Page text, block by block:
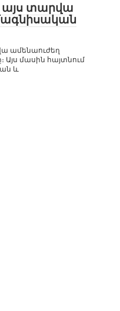
այս տարվա
ամենաուժեղ
մասին հայտնում
և